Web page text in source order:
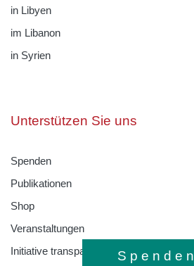
Spenden
in Libyen
im Libanon
in Syrien
Unterstützen Sie uns
Spenden
Publikationen
Shop
Veranstaltungen
Initiative transparente Zivilgesellschaft